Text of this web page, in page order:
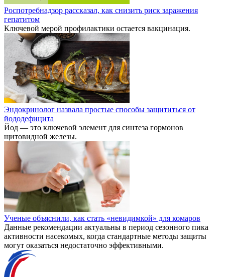
Роспотребнадзор рассказал, как снизить риск заражения
гепатитом
Ключевой мерой профилактики остается вакцинация.
Эндокринолог назвала простые способы защититься от
йододефицита
Йод — это ключевой элемент для синтеза гормонов
щитовидной железы.
Ученые объяснили, как стать «невидимкой» для комаров
Данные рекомендации актуальны в период сезонного пика
активности насекомых, когда стандартные методы защиты
могут оказаться недостаточно эффективными.